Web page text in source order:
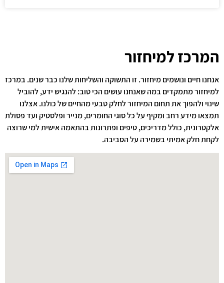
המרכז למיחזור
אנחנו חיים ונושמים מיחזור. זו התשוקה והשליחות שלנו כבר שנים. במרכז
למיחזור מתמקדים במה שאנחנו עושים הכי טוב: להנגיש ידע, להוביל
שינוי ולהפוך את תחום המיחזור לחלק טבעי מהחיים של כולנו. אצלנו
תמצאו מידע רחב ומקיף על כל סוגי החומרים, מנייר ופלסטיק ועד פסולת
אלקטרונית, כולל מדריכים, טיפים ופתרונות בהתאמה אישית למי שרוצה
לקחת חלק אמיתי בשמירה על הסביבה.